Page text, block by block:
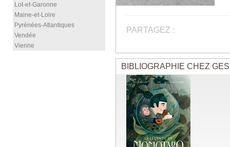
Lot-et-Garonne
Maine-et-Loire
Pyrénées-Atlantiques
Vendée
Vienne
PARTAGEZ :
BIBLIOGRAPHIE CHEZ